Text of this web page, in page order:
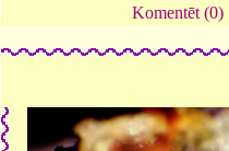
Komentēt (0)